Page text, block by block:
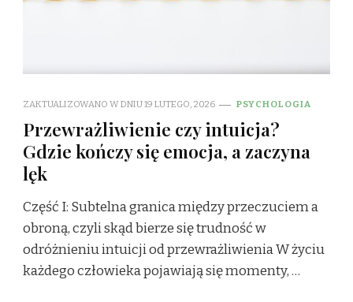
ZAKTUALIZOWANO W DNIU19 LUTEGO, 2026 PSYCHOLOGIA
Przewrażliwienie czy intuicja?
Gdzie kończy się emocja, a zaczyna
lęk
Część I: Subtelna granica między przeczuciem a
obroną, czyli skąd bierze się trudność w
odróżnieniu intuicji od przewrażliwienia W życiu
każdego człowieka pojawiają się momenty, …